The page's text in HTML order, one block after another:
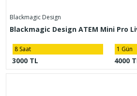
Blackmagic Design
Blackmagic Design ATEM Mini Pro
8 Saat
3000 TL
1 Gün
4000